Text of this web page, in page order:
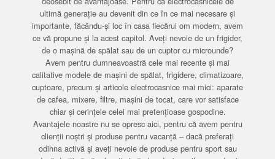
ultimă generație au devenit din ce în ce mai necesare și
importante, făcându-și loc în casa fiecărui om modern, avem
ce vă propune și la acest capitol. Aveți nevoie de un frigider,
de o mașină de spălat sau de un cuptor cu microunde?
Avem pentru dumneavoastră cele mai recente și mai
calitative modele de mașini de spălat, frigidere, climatizoare,
cuptoare, precum și articole electrocasnice mai mici: aparate
de cafea, mixere, filtre, mașini de tocat, care vor satisface
chiar și cerințele celei mai pretențioase gospodine.
Avantajele noastre nu se opresc aici, pentru că avem pentru
clienții noștri și produse pentru vacanță – dacă preferați
odihna activă și aveți nevoie de produse pentru sport sau